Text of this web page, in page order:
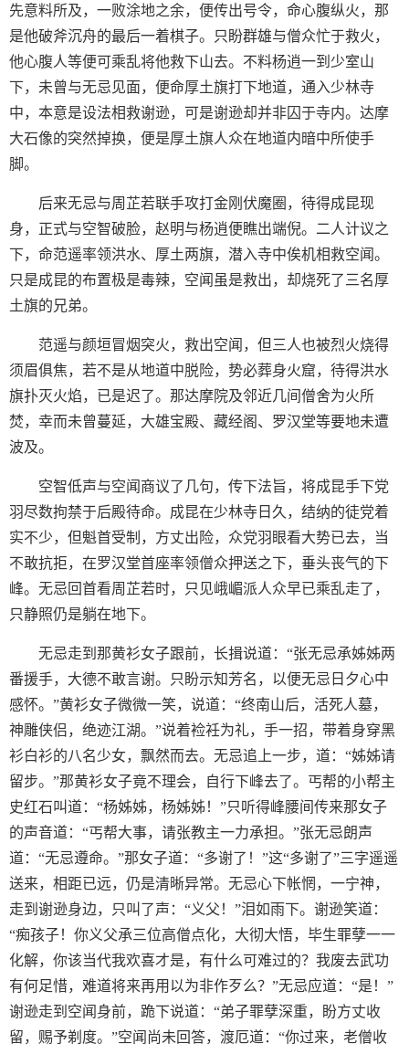
先意料所及，一败涂地之余，便传出号令，命心腹纵火，那
是他破斧沉舟的最后一着棋子。只盼群雄与僧众忙于救火，
他心腹人等便可乘乱将他救下山去。不料杨逍一到少室山
下，未曾与无忌见面，便命厚土旗打下地道，通入少林寺
中，本意是设法相救谢逊，可是谢逊却并非囚于寺内。达摩
大石像的突然掉换，便是厚土旗人众在地道内暗中所使手
脚。
后来无忌与周芷若联手攻打金刚伏魔圈，待得成昆现
身，正式与空智破脸，赵明与杨逍便瞧出端倪。二人计议之
下，命范遥率领洪水、厚土两旗，潜入寺中俟机相救空闻。
只是成昆的布置极是毒辣，空闻虽是救出，却烧死了三名厚
土旗的兄弟。
范遥与颜垣冒烟突火，救出空闻，但三人也被烈火烧得
须眉俱焦，若不是从地道中脱险，势必葬身火窟，待得洪水
旗扑灭火焰，已是迟了。那达摩院及邻近几间僧舍为火所
焚，幸而未曾蔓延，大雄宝殿、藏经阁、罗汉堂等要地未遭
波及。
空智低声与空闻商议了几句，传下法旨，将成昆手下党
羽尽数拘禁于后殿待命。成昆在少林寺日久，结纳的徒党着
实不少，但魁首受制，方丈出险，众党羽眼看大势已去，当
不敢抗拒，在罗汉堂首座率领僧众押送之下，垂头丧气的下
峰。无忌回首看周芷若时，只见峨嵋派人众早已乘乱走了，
只静照仍是躺在地下。
无忌走到那黄衫女子跟前，长揖说道：“张无忌承姊姊两
番援手，大德不敢言谢。只盼示知芳名，以便无忌日夕心中
感怀。”黄衫女子微微一笑，说道：“终南山后，活死人墓，
神雕侠侣，绝迹江湖。”说着裣衽为礼，手一招，带着身穿黑
衫白衫的八名少女，飘然而去。无忌追上一步，道：“姊姊请
留步。”那黄衫女子竟不理会，自行下峰去了。丐帮的小帮主
史红石叫道：“杨姊姊，杨姊姊！”只听得峰腰间传来那女子
的声音道：“丐帮大事，请张教主一力承担。”张无忌朗声
道：“无忌遵命。”那女子道：“多谢了！”这“多谢了”三字遥遥
送来，相距已远，仍是清晰异常。无忌心下帐惘，一宁神，
走到谢逊身边，只叫了声：“义父！”泪如雨下。谢逊笑道：
“痴孩子！你义父承三位高僧点化，大彻大悟，毕生罪孽一一
化解，你该当代我欢喜才是，有什么可难过的？我废去武功
有何足惜，难道将来再用以为非作歹么？”无忌应道：“是！”
谢逊走到空闻身前，跪下说道：“弟子罪孽深重，盼方丈收
留，赐予剃度。”空闻尚未回答，渡厄道：“你过来，老僧收